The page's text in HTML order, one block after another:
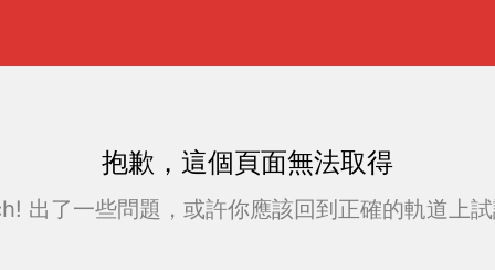
抱歉，這個頁面無法取得
出了一些問題，或許你應該回到正確的軌道上